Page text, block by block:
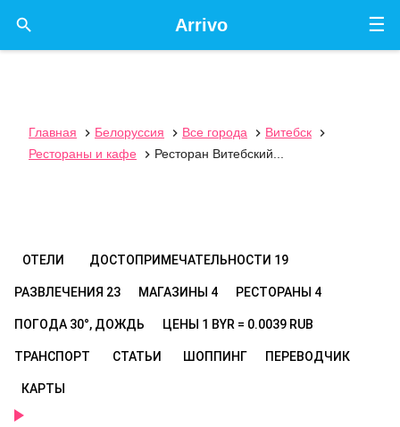
☰
Arrivo

Главная  Белоруссия  Все города  Витебск

Рестораны и кафе
 Ресторан Витебский...
ОТЕЛИ ДОСТОПРИМЕЧАТЕЛЬНОСТИ 19
РАЗВЛЕЧЕНИЯ 23 МАГАЗИНЫ 4 РЕСТОРАНЫ 4
ПОГОДА 30°, ДОЖДЬ ЦЕНЫ 1 BYR = 0.0039 RUB
ТРАНСПОРТ СТАТЬИ ШОППИНГ ПЕРЕВОДЧИК
КАРТЫ
